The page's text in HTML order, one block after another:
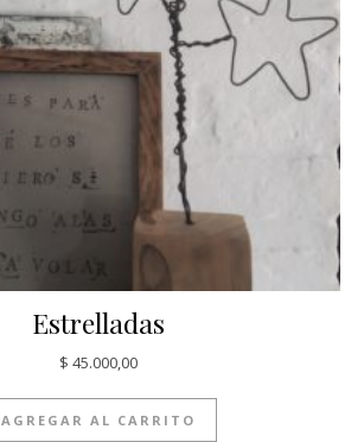
Estrelladas
$ 45.000,00
AGREGAR AL CARRITO